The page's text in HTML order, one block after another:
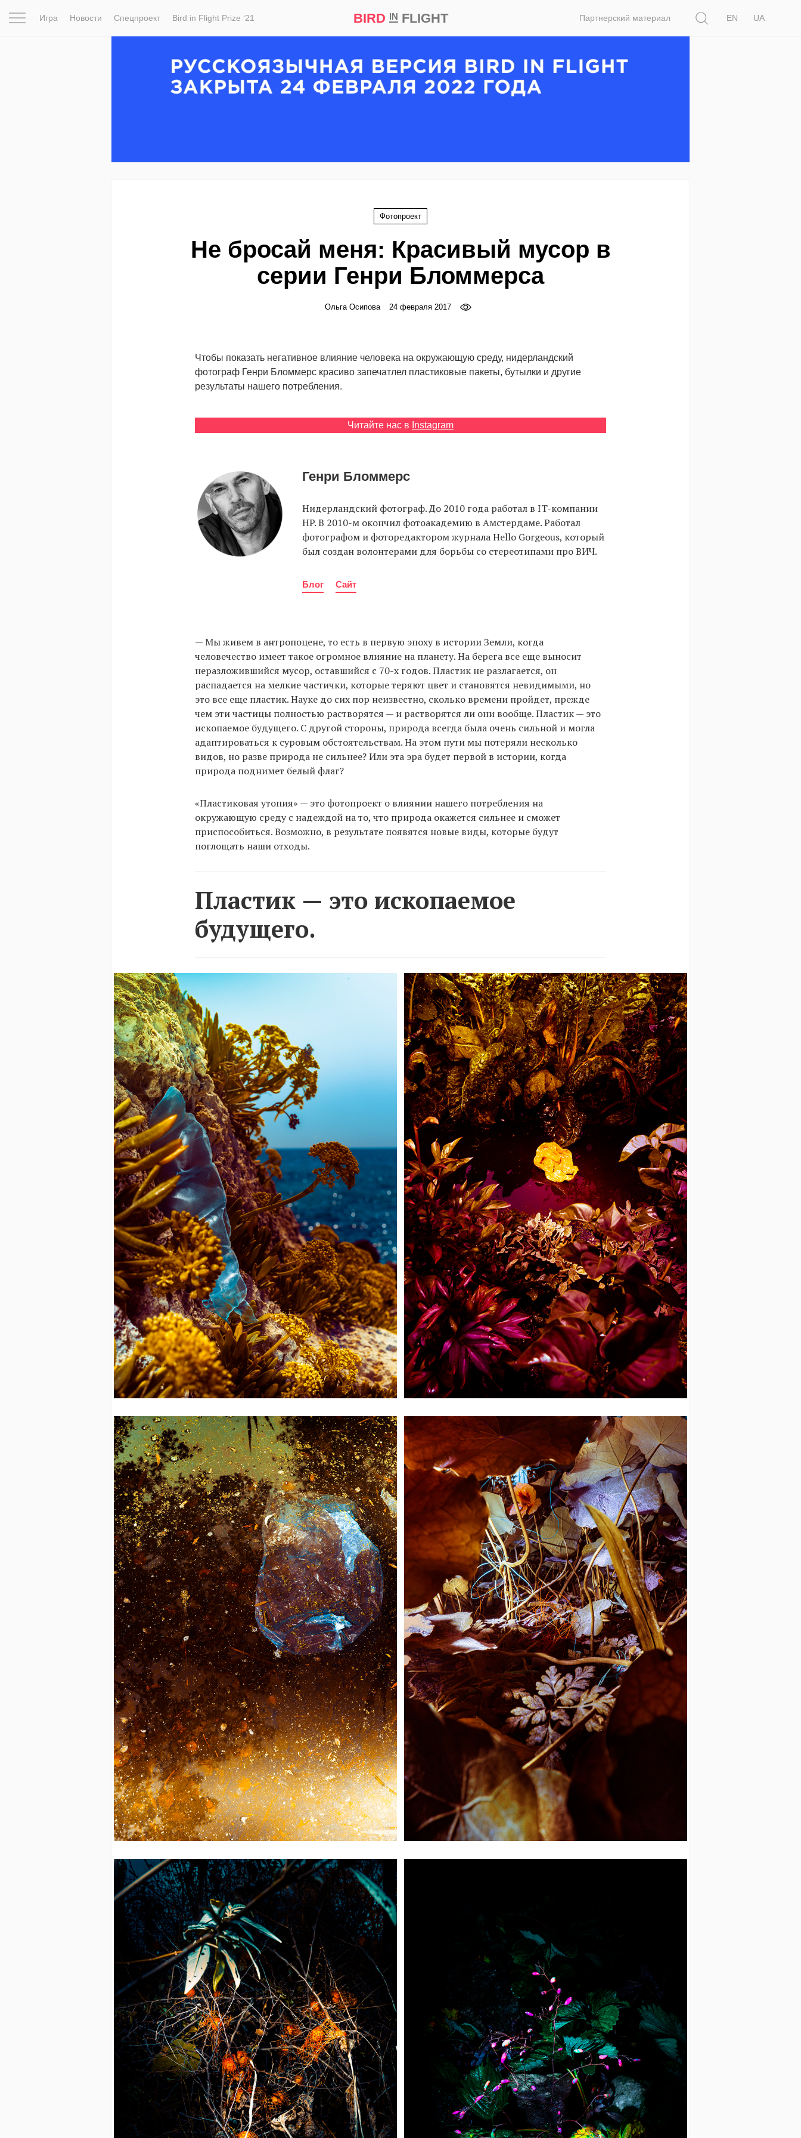
Игра Новости Спецпроект Bird in Flight Prize ‘21 BIRD INFLIGHT Партнерский материал
EN
UA
Фотопроект
Не бросай меня: Красивый мусор в
серии Генри Бломмерса
Ольга Осипова 24 февраля 2017
Чтобы показать негативное влияние человека на окружающую среду, нидерландский
фотограф Генри Бломмерс красиво запечатлел пластиковые пакеты, бутылки и другие
результаты нашего потребления.
Читайте нас в Instagram
Генри Бломмерс
Нидерландский фотограф. До 2010 года работал в IT-компании
HP. В 2010-м окончил фотоакадемию в Амстердаме. Работал
фотографом и фоторедактором журнала Hello Gorgeous, который
был создан волонтерами для борьбы со стереотипами про ВИЧ.
Блог Сайт
— Мы живем в антропоцене, то есть в первую эпоху в истории Земли, когда
человечество имеет такое огромное влияние на планету. На берега все еще выносит
неразложившийся мусор, оставшийся с 70-х годов. Пластик не разлагается, он
распадается на мелкие частички, которые теряют цвет и становятся невидимыми, но
это все еще пластик. Науке до сих пор неизвестно, сколько времени пройдет, прежде
чем эти частицы полностью растворятся — и растворятся ли они вообще. Пластик — это
ископаемое будущего. С другой стороны, природа всегда была очень сильной и могла
адаптироваться к суровым обстоятельствам. На этом пути мы потеряли несколько
видов, но разве природа не сильнее? Или эта эра будет первой в истории, когда
природа поднимет белый флаг?
«Пластиковая утопия» — это фотопроект о влиянии нашего потребления на
окружающую среду с надеждой на то, что природа окажется сильнее и сможет
приспособиться. Возможно, в результате появятся новые виды, которые будут
поглощать наши отходы.
Пластик — это ископаемое
будущего.